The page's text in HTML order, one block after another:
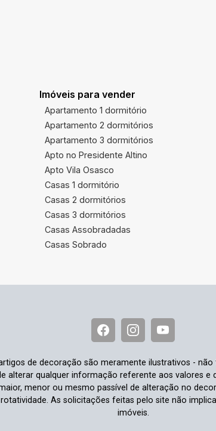
Imóveis para vender
Apartamento 1 dormitório
Apartamento 2 dormitórios
Apartamento 3 dormitórios
Apto no Presidente Altino
Apto Vila Osasco
Casas 1 dormitório
Casas 2 dormitórios
Casas 3 dormitórios
Casas Assobradadas
Casas Sobrado
de decoração são meramente ilustrativos -
alterar qualquer informação referente aos valores e
menor ou mesmo passível de alteração no
As solicitações feitas pelo site não
imóveis.